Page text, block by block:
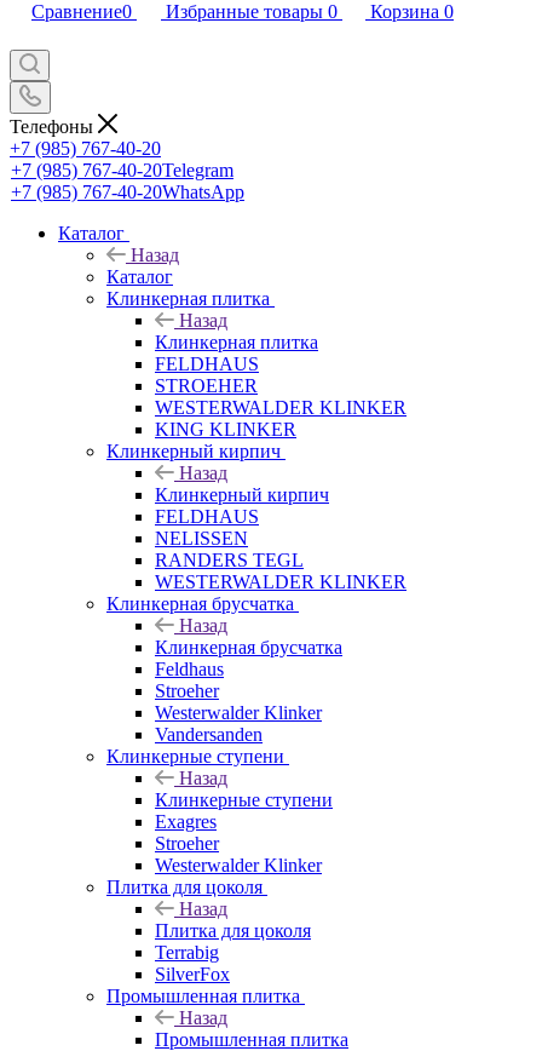
Сравнение0 Избранные товары 0 Корзина 0
Телефоны
+7 (985) 767-40-20
+7 (985) 767-40-20Telegram
+7 (985) 767-40-20WhatsApp
Каталог
Назад
Каталог
Клинкерная плитка
Назад
Клинкерная плитка
FELDHAUS
STROEHER
WESTERWALDER KLINKER
KING KLINKER
Клинкерный кирпич
Назад
Клинкерный кирпич
FELDHAUS
NELISSEN
RANDERS TEGL
WESTERWALDER KLINKER
Клинкерная брусчатка
Назад
Клинкерная брусчатка
Feldhaus
Stroeher
Westerwalder Klinker
Vandersanden
Клинкерные ступени
Назад
Клинкерные ступени
Exagres
Stroeher
Westerwalder Klinker
Плитка для цоколя
Назад
Плитка для цоколя
Terrabig
SilverFox
Промышленная плитка
Назад
Промышленная плитка